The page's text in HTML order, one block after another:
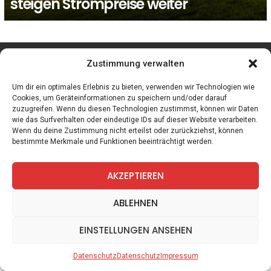
Zustimmung verwalten
Um dir ein optimales Erlebnis zu bieten, verwenden wir Technologien wie
Cookies, um Geräteinformationen zu speichern und/oder darauf
zuzugreifen. Wenn du diesen Technologien zustimmst, können wir Daten
wie das Surfverhalten oder eindeutige IDs auf dieser Website verarbeiten.
Wenn du deine Zustimmung nicht erteilst oder zurückziehst, können
bestimmte Merkmale und Funktionen beeinträchtigt werden.
AKZEPTIEREN
ABLEHNEN
EINSTELLUNGEN ANSEHEN
DatenschutzDatenschutzImpressum
facebook instagram
Spiele Zitate Kontakt Datenschutz Impressum